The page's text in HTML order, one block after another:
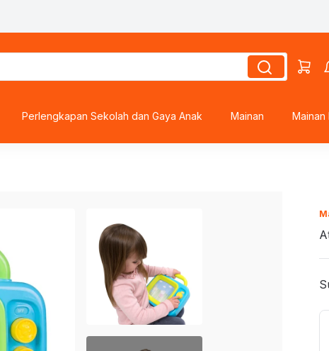
Perlengkapan Sekolah dan Gaya Anak Mainan Mainan